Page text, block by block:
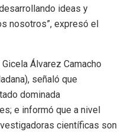
ideas y
nosotros”, expresó el
Álvarez Camacho
señaló que
dominada
e informó que a nivel
científicas son